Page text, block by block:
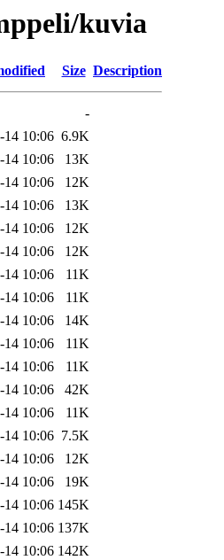
kuvia
Size Description
-
14 10:06 6.9K
14 10:06
13K
14 10:06
12K
14 10:06
13K
14 10:06
12K
14 10:06
12K
14 10:06
11K
14 10:06
11K
14 10:06
14K
14 10:06
11K
14 10:06
11K
14 10:06
42K
14 10:06
11K
14 10:06 7.5K
14 10:06
12K
14 10:06
19K
14 10:06 145K
14 10:06 137K
14 10:06 142K